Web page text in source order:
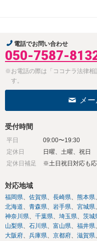
電話でお問い合わせ
050-7587-
※お電話の際は「ココナラ法律
す。
メ
受付時間
平日
09:00〜19:30
定休日
日曜、土曜、祝日
定休日補足
※土日祝日対応も
対応地域
福岡県 佐賀県 長崎県 熊本県
北海道
青森県 岩手県 宮城県
神奈川県
千葉県 埼玉県 茨城
山梨県
石川県 富山県 福井県
大阪府
兵庫県 京都府 滋賀県